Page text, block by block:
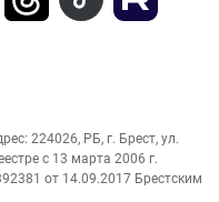
224026, РБ, г. Брест, ул.
с 13 марта 2006 г.
от 14.09.2017 Брестским